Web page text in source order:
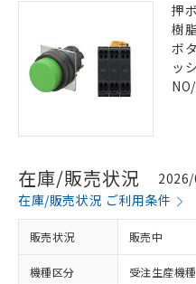
押
樹
ボ
ッ
在庫/販売状況
在庫/販売状況 ご利用条件
販売状況 販売中
機種区分 受注生産機種